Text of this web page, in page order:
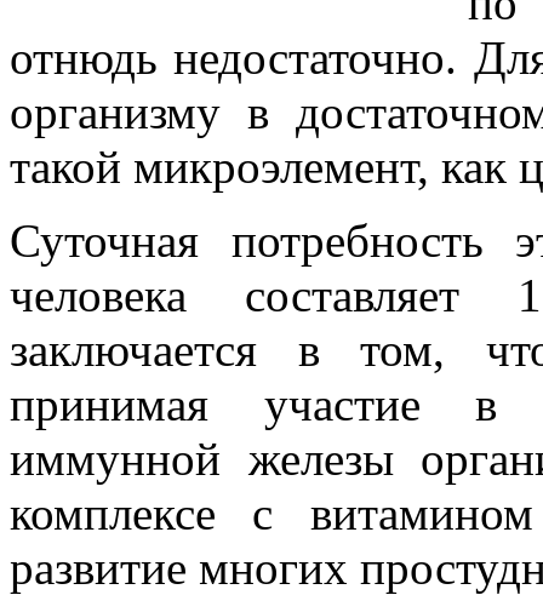
отнюдь недостаточно.
организму в
такой микроэлемент, как
Суточная потребность
человека
заключается в том,
принимая участие в
иммунной железы
комплексе с
развитие многих